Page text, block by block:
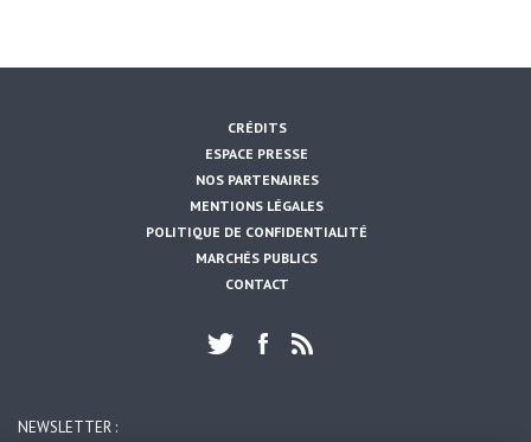
CRÉDITS
ESPACE PRESSE
NOS PARTENAIRES
MENTIONS LÉGALES
POLITIQUE DE CONFIDENTIALITÉ
MARCHÉS PUBLICS
CONTACT
NEWSLETTER :